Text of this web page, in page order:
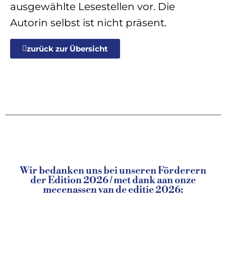
ausgewählte Lesestellen vor. Die
Autorin selbst ist nicht präsent.
zurück zur Übersicht
Wir bedanken uns bei unseren Förderern
der Edition 2026 / met dank aan onze
mecenassen van de editie 2026: